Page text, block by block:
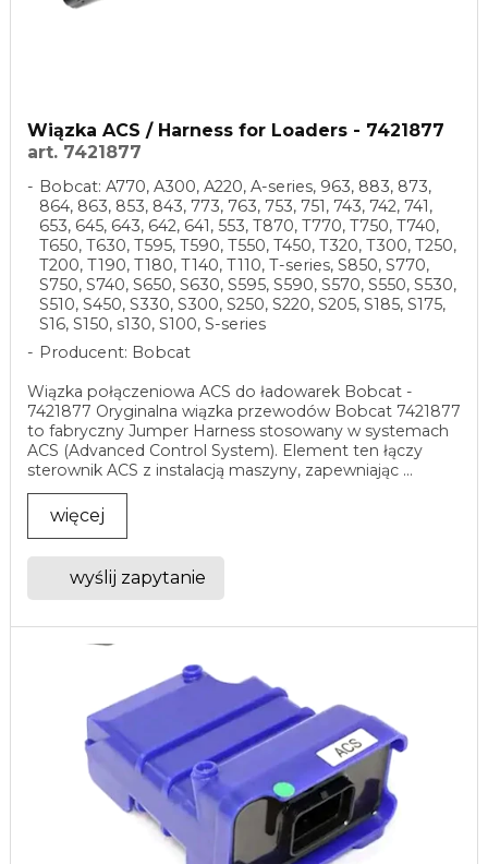
Wiązka ACS / Harness for Loaders - 7421877
art. 7421877
Bobcat: A770, A300, A220, A-series, 963, 883, 873,
864, 863, 853, 843, 773, 763, 753, 751, 743, 742, 741,
653, 645, 643, 642, 641, 553, T870, T770, T750, T740,
T650, T630, T595, T590, T550, T450, T320, T300, T250,
T200, T190, T180, T140, T110, T-series, S850, S770,
S750, S740, S650, S630, S595, S590, S570, S550, S530,
S510, S450, S330, S300, S250, S220, S205, S185, S175,
S16, S150, s130, S100, S-series
Producent: Bobcat
Wiązka połączeniowa ACS do ładowarek Bobcat -
7421877 Oryginalna wiązka przewodów Bobcat 7421877
to fabryczny Jumper Harness stosowany w systemach
ACS (Advanced Control System). Element ten łączy
sterownik ACS z instalacją maszyny, zapewniając ...
więcej
wyślij zapytanie